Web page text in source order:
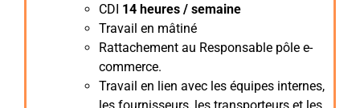
CDI 14 heures / semaine
Travail en mâtiné
Rattachement au Responsable pôle e-
commerce.
Travail en lien avec les équipes internes,